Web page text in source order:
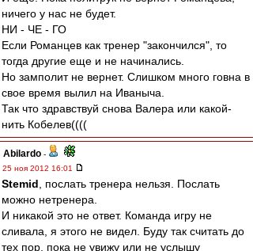
ничего у нас не будет.
НИ - ЧЕ - ГО
Если Романцев как тренер "закончился", то
тогда другие еще и не начинались.
Но замполит не вернет. Слишком много говна в
свое время вылил на Иваныча.
Так что здравствуй снова Валера или какой-
нить Кобелев((((
Abilardo -
25 ноя 2012 16:01
Stemid , послать тренера нельзя. Послать
можно нетренера.
И никакой это не ответ. Команда игру не
сливала, я этого не видел. Буду так считать до
тех пор, пока не увижу или не услышу